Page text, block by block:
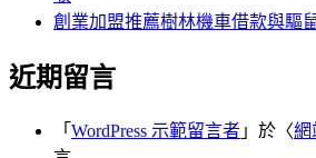
創業加盟推薦樹林機車借款與驅
近期留言
「 WordPress 示範留言者 」於〈網